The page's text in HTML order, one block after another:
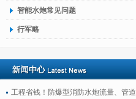
智能水炮常见问题
行军略
工程省钱！防爆型消防水炮流量、管道